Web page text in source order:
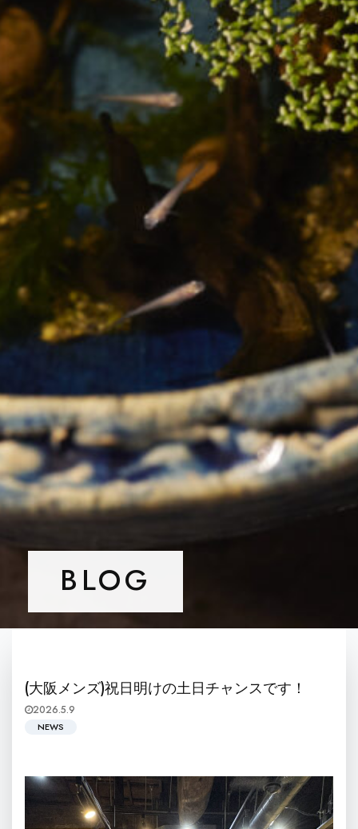
BLOG
(大阪メンズ)祝日明けの土日チャンスです！
2026.5.9
NEWS